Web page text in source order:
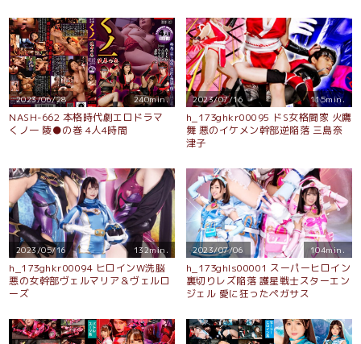
2023/06/28 240min.
NASH-662 本格時代劇エロドラマ
くノ一 陵●の巻 4人4時間
2023/07/16 115min.
h_173ghkr00095 ドS女格闘家 火鷹
舞 悪のイケメン幹部逆陥落 三島奈
津子
2023/05/16 132min.
h_173ghkr00094 ヒロインW洗脳
悪の女幹部ヴェルマリア＆ヴェルロ
ーズ
2023/07/06 104min.
h_173ghls00001 スーパーヒロイン
裏切りレズ陥落 護星戦士スターエン
ジェル 愛に狂ったペガサス